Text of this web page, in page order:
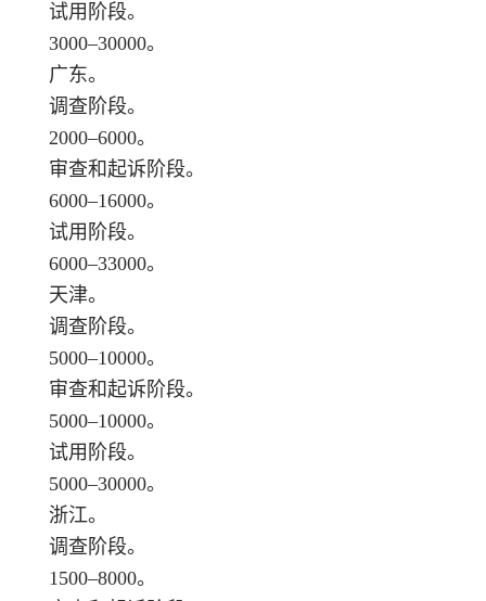
试用阶段。
3000–30000。
广东。
调查阶段。
2000–6000。
审查和起诉阶段。
6000–16000。
试用阶段。
6000–33000。
天津。
调查阶段。
5000–10000。
审查和起诉阶段。
5000–10000。
试用阶段。
5000–30000。
浙江。
调查阶段。
1500–8000。